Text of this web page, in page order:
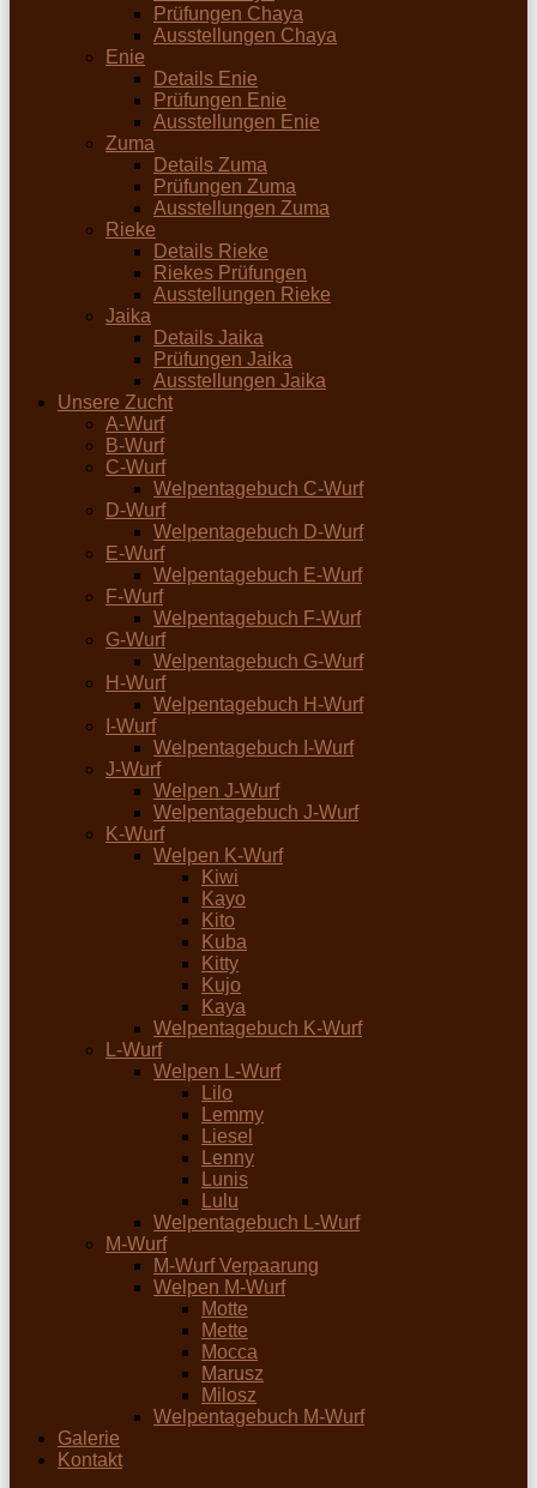
Prüfungen Chaya
Ausstellungen Chaya
Enie
Details Enie
Prüfungen Enie
Ausstellungen Enie
Zuma
Details Zuma
Prüfungen Zuma
Ausstellungen Zuma
Rieke
Details Rieke
Riekes Prüfungen
Ausstellungen Rieke
Jaika
Details Jaika
Prüfungen Jaika
Ausstellungen Jaika
Unsere Zucht
A-Wurf
B-Wurf
C-Wurf
Welpentagebuch C-Wurf
D-Wurf
Welpentagebuch D-Wurf
E-Wurf
Welpentagebuch E-Wurf
F-Wurf
Welpentagebuch F-Wurf
G-Wurf
Welpentagebuch G-Wurf
H-Wurf
Welpentagebuch H-Wurf
I-Wurf
Welpentagebuch I-Wurf
J-Wurf
Welpen J-Wurf
Welpentagebuch J-Wurf
K-Wurf
Welpen K-Wurf
Kiwi
Kayo
Kito
Kuba
Kitty
Kujo
Kaya
Welpentagebuch K-Wurf
L-Wurf
Welpen L-Wurf
Lilo
Lemmy
Liesel
Lenny
Lunis
Lulu
Welpentagebuch L-Wurf
M-Wurf
M-Wurf Verpaarung
Welpen M-Wurf
Motte
Mette
Mocca
Marusz
Milosz
Welpentagebuch M-Wurf
Galerie
Kontakt